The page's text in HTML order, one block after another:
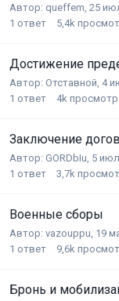
Автор: queffem 25
1 ответ 5,4k
Достижение
Автор: Отставной 4
1 ответ 4k
Заключение
Автор: GORDbIu 5
1 ответ 3,7k
Военные сборы
Автор: vazouppu 19
1 ответ 9,6k
Бронь и